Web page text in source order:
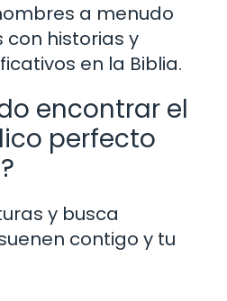
a menudo
historias y
en la Biblia.
encontrar el
perfecto
y busca
contigo y tu